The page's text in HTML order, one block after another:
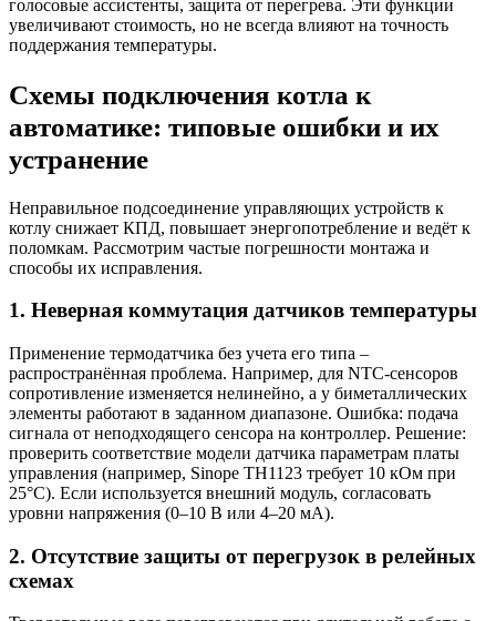
голосовые ассистенты, защита от перегрева. Эти функции
увеличивают стоимость, но не всегда влияют на точность
поддержания температуры.
Схемы подключения котла к
автоматике: типовые ошибки и их
устранение
Неправильное подсоединение управляющих устройств к
котлу снижает КПД, повышает энергопотребление и ведёт к
поломкам. Рассмотрим частые погрешности монтажа и
способы их исправления.
1. Неверная коммутация датчиков температуры
Применение термодатчика без учета его типа –
распространённая проблема. Например, для NTC-сенсоров
сопротивление изменяется нелинейно, а у биметаллических
элементы работают в заданном диапазоне. Ошибка: подача
сигнала от неподходящего сенсора на контроллер. Решение:
проверить соответствие модели датчика параметрам платы
управления (например, Sinope TH1123 требует 10 кОм при
25°C). Если используется внешний модуль, согласовать
уровни напряжения (0–10 В или 4–20 мА).
2. Отсутствие защиты от перегрузок в релейных
схемах